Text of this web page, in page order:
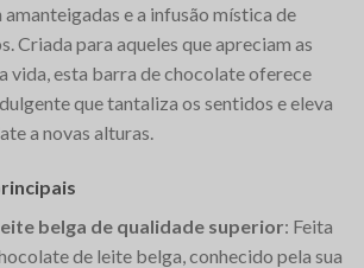
amanteigadas e a infusão mística de
Criada para aqueles que apreciam as
vida, esta barra de chocolate oferece
que tantaliza os sentidos e eleva
a novas alturas.
belga de qualidade superior: Feita
de leite belga, conhecido pela sua